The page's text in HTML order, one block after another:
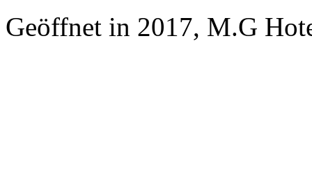
Geöffnet in 2017, M.G